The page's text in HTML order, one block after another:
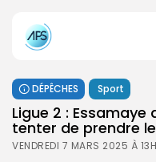
DÉPÊCHES Sport
Ligue 2 :
tenter de prendre
VENDREDI 7 MARS 2025 À